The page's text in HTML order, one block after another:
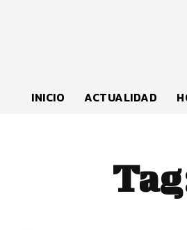
INICIO ACTUALIDAD